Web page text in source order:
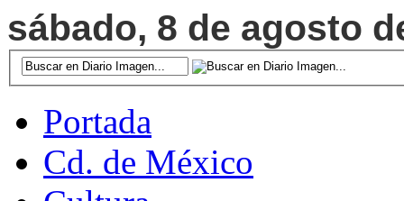
sábado, 8 de agosto
Portada
Cd. de México